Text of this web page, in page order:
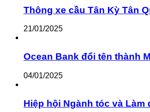
Thông xe cầu Tân Kỳ Tân
21/01/2025
Ocean Bank đổi tên thành
04/01/2025
Hiệp hội Ngành tóc và Làm